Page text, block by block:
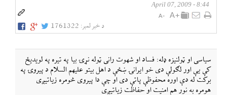
8:44 - April 07, 2009
د خبر لمبر: 1761322
سياسی او ټولنيزه ډله: فساد او شهوت رانی ټوله نړۍ بيا په تيره په لويدیځ
كې یې اور لګولې دی خو ايرانۍ ښځې د اهل بيتو عليهم السلام د پيروۍ په
بركت له دې اوره محفوظې پاتې دی او چې دا پيروی څومره زياتیږی
هومره به نور هم امنيت او حفاظت زياتیږی